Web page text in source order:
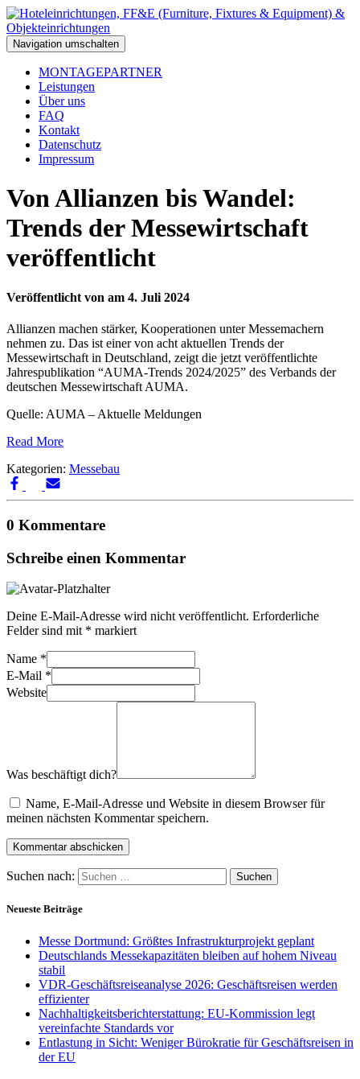
Navigation umschalten
MONTAGEPARTNER
Leistungen
Über uns
FAQ
Kontakt
Datenschutz
Impressum
Von Allianzen bis Wandel:
Trends der Messewirtschaft
veröffentlicht
Veröffentlicht von am 4. Juli 2024
Allianzen machen stärker, Kooperationen unter Messemachern
nehmen zu. Das ist einer von acht aktuellen Trends der
Messewirtschaft in Deutschland, zeigt die jetzt veröffentlichte
Jahrespublikation “AUMA-Trends 2024/2025” des Verbands der
deutschen Messewirtschaft AUMA.
Quelle: AUMA – Aktuelle Meldungen
Read More
Kategorien: Messebau
0 Kommentare
Schreibe einen Kommentar
Deine E-Mail-Adresse wird nicht veröffentlicht. Erforderliche
Felder sind mit * markiert
Name *
E-Mail *
Website
Was beschäftigt dich?
Name, E-Mail-Adresse und Website in diesem Browser für
meinen nächsten Kommentar speichern.
Suchen nach:
Neueste Beiträge
Messe Dortmund: Größtes Infrastrukturprojekt geplant
Deutschlands Messekapazitäten bleiben auf hohem Niveau
stabil
VDR-Geschäftsreiseanalyse 2026: Geschäftsreisen werden
effizienter
Nachhaltigkeitsberichterstattung: EU-Kommission legt
vereinfachte Standards vor
Entlastung in Sicht: Weniger Bürokratie für Geschäftsreisen in
der EU